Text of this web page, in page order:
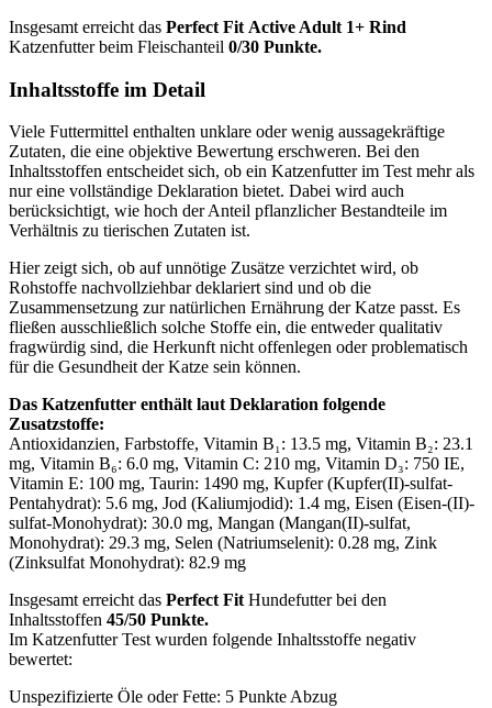
Insgesamt erreicht das Perfect Fit Active Adult 1+ Rind
Katzenfutterbeim Fleischanteil 0/30 Punkte.
Inhaltsstoffe im Detail
Viele Futtermittel enthalten unklare oder wenig aussagekräftige
Zutaten, die eine objektive Bewertung erschweren. Bei den
Inhaltsstoffen entscheidet sich, ob ein Katzenfutter im Test mehr als
nur eine vollständige Deklaration bietet. Dabei wird auch
berücksichtigt, wie hoch der Anteil pflanzlicher Bestandteile im
Verhältnis zu tierischen Zutaten ist.
Hier zeigt sich, ob auf unnötige Zusätze verzichtet wird, ob
Rohstoffe nachvollziehbar deklariert sind und ob die
Zusammensetzung zur natürlichen Ernährung der Katze passt. Es
fließen ausschließlich solche Stoffe ein, die entweder qualitativ
fragwürdig sind, die Herkunft nicht offenlegen oder problematisch
für die Gesundheit der Katze sein können.
Das Katzenfutter enthält laut Deklaration folgende
Zusatzstoffe:
Antioxidanzien, Farbstoffe, Vitamin B₁: 13.5 mg, Vitamin B₂: 23.1
mg, Vitamin B₆: 6.0 mg, Vitamin C: 210 mg, Vitamin D₃: 750 IE,
Vitamin E: 100 mg, Taurin: 1490 mg, Kupfer (Kupfer(II)-sulfat-
Pentahydrat): 5.6 mg, Jod (Kaliumjodid): 1.4 mg, Eisen (Eisen-(II)-
sulfat-Monohydrat): 30.0 mg, Mangan (Mangan(II)-sulfat,
Monohydrat): 29.3 mg, Selen (Natriumselenit): 0.28 mg, Zink
(Zinksulfat Monohydrat): 82.9 mg
Insgesamt erreicht das Perfect Fit Hundefutter bei den
Inhaltsstoffen 45/50 Punkte.
Im Katzenfutter Test wurden folgende Inhaltsstoffe negativ
bewertet:
Unspezifizierte Öle oder Fette: 5 Punkte Abzug